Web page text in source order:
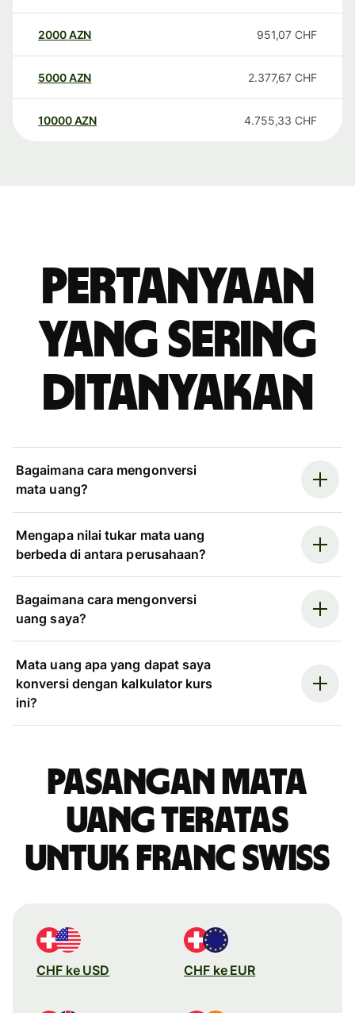
2000AZN 951,07 CHF
5000AZN 2.377,67 CHF
10000 AZN 4.755,33 CHF
Pertanyaan
yang sering
ditanyakan
Bagaimana cara mengonversi
mata uang?
Mengapa nilai tukar mata uang
berbeda di antara perusahaan?
Bagaimana cara mengonversi
uang saya?
Mata uang apa yang dapat saya
konversi dengan kalkulator kurs
ini?
Pasangan mata
uang teratas
untuk franc Swiss
CHF ke USD CHF ke EUR